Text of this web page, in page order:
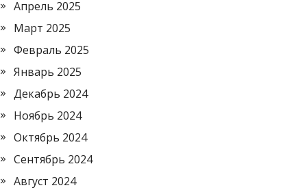
Апрель 2025
Март 2025
Февраль 2025
Январь 2025
Декабрь 2024
Ноябрь 2024
Октябрь 2024
Сентябрь 2024
Август 2024